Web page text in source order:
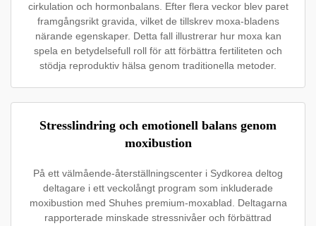
cirkulation och hormonbalans. Efter flera veckor blev paret
framgångsrikt gravida, vilket de tillskrev moxa-bladens
närande egenskaper. Detta fall illustrerar hur moxa kan
spela en betydelsefull roll för att förbättra fertiliteten och
stödja reproduktiv hälsa genom traditionella metoder.
Stresslindring och emotionell balans genom
moxibustion
På ett välmående-återställningscenter i Sydkorea deltog
deltagare i ett veckolångt program som inkluderade
moxibustion med Shuhes premium-moxablad. Deltagarna
rapporterade minskade stressnivåer och förbättrad